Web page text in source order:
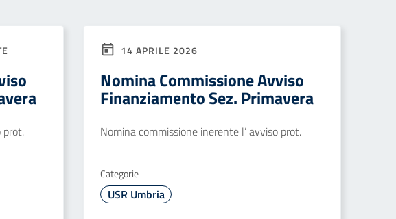
prot.
14 APRILE 2026
Nomina Commissione Avviso
Finanziamento Sez. Primavera
Nomina commissione inerente l’ avviso prot.
Categorie
USR Umbria